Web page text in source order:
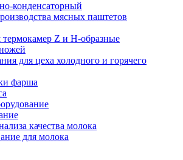
конденсаторный
мясных паштетов
Z и H-образные
для цеха холодного и горячего
фарша
качества молока
для молока